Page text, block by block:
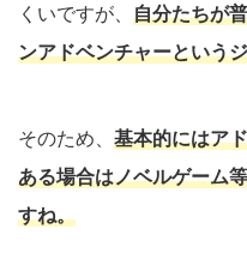
くいですが、 自分たちが
ンアドベンチャーという
そのため、 基本的にはア
ある場合はノベルゲーム
すね。